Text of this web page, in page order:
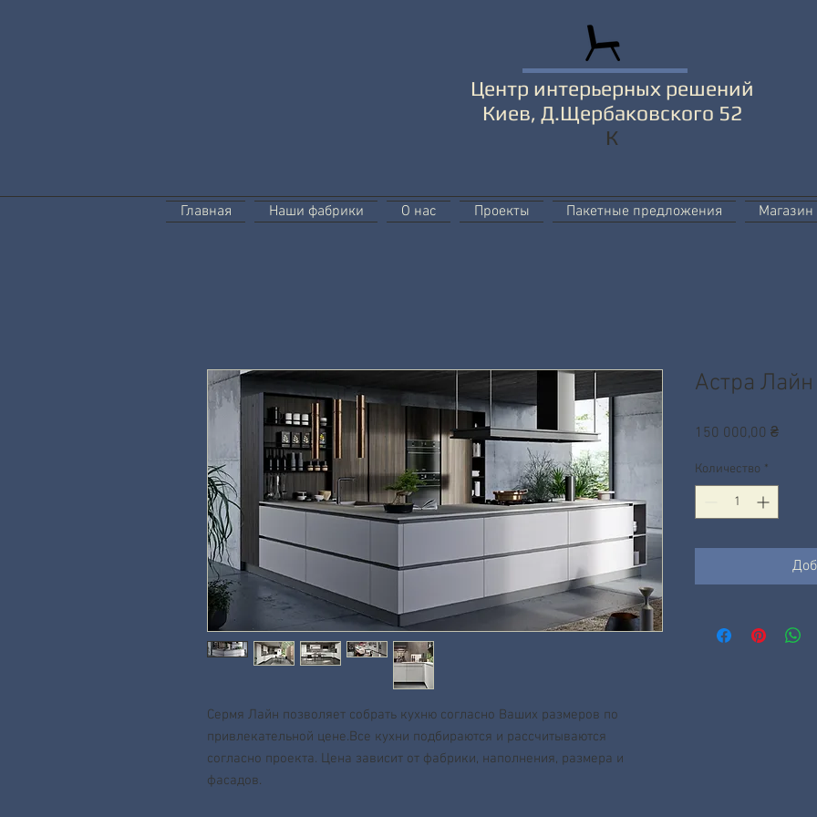
Центр интерьерных решений
Киев, Д.Щербаковского 52
К
Главная Наши фабрики О нас Проекты Пакетные предложения Магазин
Сермя Лайн позволяет собрать кухню согласно Ваших размеров по
привлекательной цене.Все кухни подбираются и рассчитываются
согласно проекта. Цена зависит от фабрики, наполнения, размера и
фасадов.
Астра Лайн
150 000,00 ₴Цена
Количество *